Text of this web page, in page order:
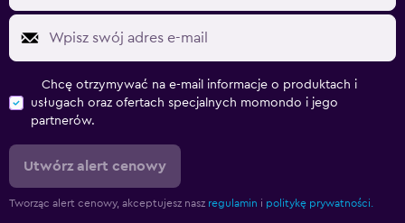
Chcę otrzymywać na e-mail informacje o produktach i
usługach oraz ofertach specjalnych momondo i jego
partnerów.
Utwórz alert cenowy
Tworząc alert cenowy, akceptujesz nasz regulamin i politykę prywatności.